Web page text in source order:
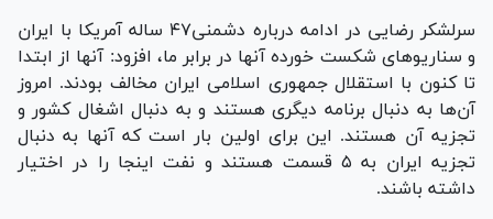
سرلشکر رضایی در ادامه درباره دشمنی۴۷ ساله آمریکا با ایران
و سناریوهای شکست خورده آنها در برابر ما، افزود: آنها از ابتدا
تا کنون با استقلال جمهوری اسلامی ایران مخالف بودند. امروز
آن‌ها به دنبال برنامه دیگری هستند و به دنبال اشغال کشور و
تجزیه آن هستند. این برای اولین بار است که آنها به دنبال
تجزیه ایران به ۵ قسمت هستند و نفت اینجا را در اختیار
داشته باشند.